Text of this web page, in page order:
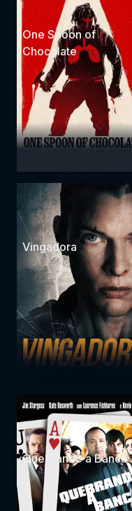
One Spoon of
Chocolate
Vingadora
Quebrando a Banca